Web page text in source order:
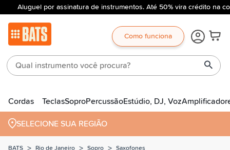
Aluguel por assinatura de instrumentos. Até 50% vira crédito na
Como funciona
Cordas TeclasSoproPercussãoEstúdio, DJ, Voz
SELECIONE SUA REGIÃO
BATS Rio de Janeiro Sopro Saxofones